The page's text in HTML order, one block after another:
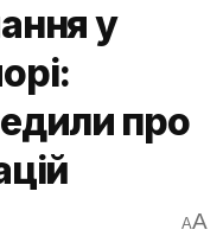
у
про
AA